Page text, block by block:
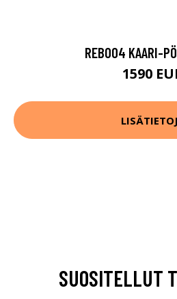
REB004 KAARI-
1590
SUOSITELLUT